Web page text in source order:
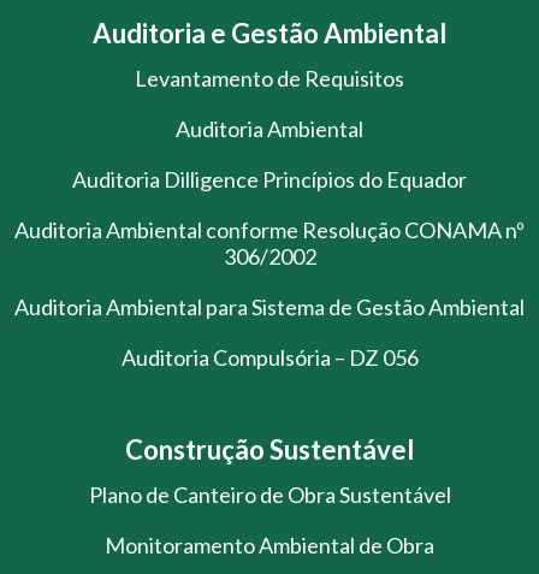
Auditoria e Gestão Ambiental
Levantamento de Requisitos
Auditoria Ambiental
Auditoria Dilligence Princípios do Equador
Auditoria Ambiental conforme Resolução CONAMA nº
306/2002
Auditoria Ambiental para Sistema de Gestão Ambiental
Auditoria Compulsória – DZ 056
Construção Sustentável
Plano de Canteiro de Obra Sustentável
Monitoramento Ambiental de Obra